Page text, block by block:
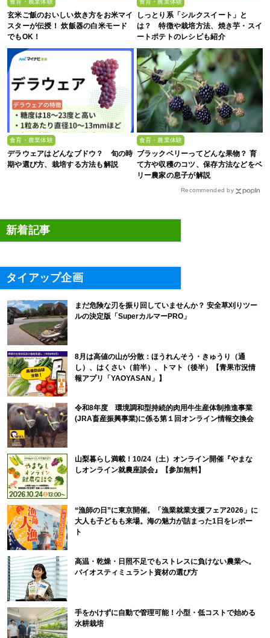
食育・農業体験
玄米ご飯のおいしい炊き方をお米マイ
スターが伝授！ 炊飯器の白米モード
でもOK！
食育・農業体験
しっとり系「シルクスイート」と
は？ 特徴や栽培方法、焼き芋・スイ
ートポテトのレシピも紹介
食育・農業体験
デラウェアはどんなブドウ？ 旬の時
期や選び方、栽培する方法も解説
食育・農業体験
ブラックベリーってどんな果物？ 育
て方や収穫のコツ、保存方法などをベ
リー農家の息子が解説
Recommended by
新着記事
タイアップ企画
まだ危険な刃を振り回していませんか？ 安全草刈りツー
ルの決定版「SuperカルマーPRO」
8月は高値の山が分散：ほうれんそう・きゅうり（通
し）、はくさい（前半）、トマト（後半）【青果市況情
報アプリ「YAOYASAN」】
令和8年度 環境調和型持続的肉用牛生産体制推進事業
(JRA畜産振興事業)に係る第１回オンライン情報交換会
山梨暮らし満載！10/24（土）オンライン開催『やまな
しオンライン就農座談会』【参加無料】
“漁師の日”に東京開催。「漁業就業支援フェア2026」に
大人も子どもも来場。海の魅力が詰まった1日をレポー
ト
高温・乾燥・日照不足でもストレスに負けない農業へ。
バイオスティミュラント資材の選び方
手をかけずに自動で管理可能！小型・低コストで始める
水耕栽培